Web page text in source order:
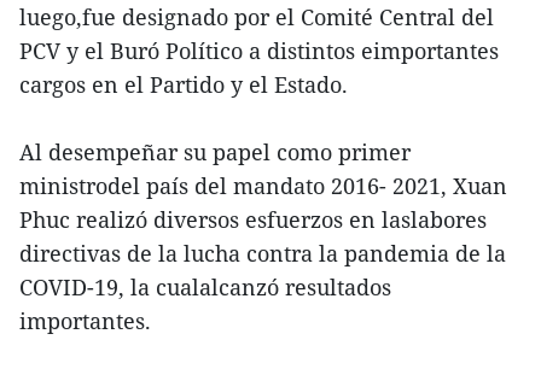
luego,fue designado por el Comité Central del
PCV y el Buró Político a distintos eimportantes
cargos en el Partido y el Estado.
Al desempeñar su papel como primer
ministrodel país del mandato 2016- 2021, Xuan
Phuc realizó diversos esfuerzos en laslabores
directivas de la lucha contra la pandemia de la
COVID-19, la cualalcanzó resultados
importantes.